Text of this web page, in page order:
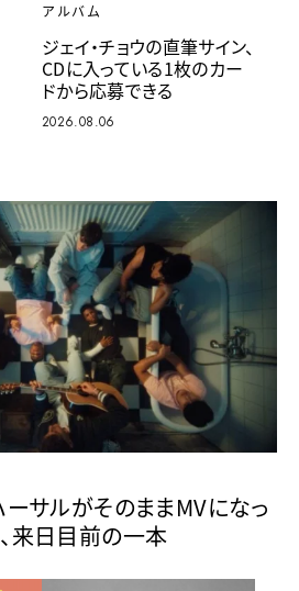
アルバム
ジェイ・チョウの直筆サイン、
CDに入っている1枚のカー
ドから応募できる
2026.08.06
ーサルがそのままMVになっ
来日目前の一本